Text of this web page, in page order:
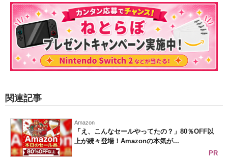
関連記事
Amazon
「え、こんなセールやってたの？」80％OFF以
上が続々登場！Amazonの本気が...
PR